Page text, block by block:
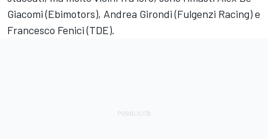
Giacomi (Ebimotors), Andrea Girondi (Fulgenzi Racing) e
Francesco Fenici (TDE).